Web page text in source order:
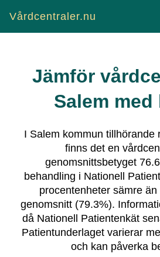
Vårdcentraler.nu
Jämför
Salem med
I Salem kommun tillhörande
finns det en
genomsnittsbetyget 76.6
behandling i Nationell
procentenheter sämre
genomsnitt (79.3%).
då Nationell Patientenkät
Patientunderlaget varierar
och kan påverka